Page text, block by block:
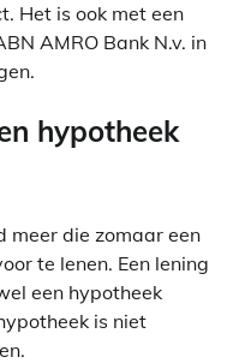
Het is ook met een
AMRO Bank N.v. in
hypotheek
meer die zomaar een
te lenen. Een lening
een hypotheek
is niet